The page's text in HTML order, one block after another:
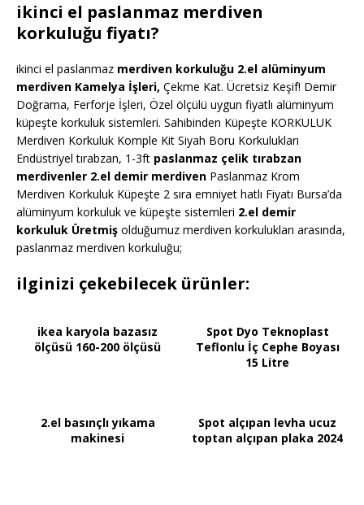
ikinci el paslanmaz merdiven
korkuluğu fiyatı?
ikinci el paslanmaz merdiven korkuluğu 2.el alüminyum
merdiven Kamelya İşleri, Çekme Kat. Ücretsiz Keşif! Demir
Doğrama, Ferforje İşleri, Özel ölçülü uygun fiyatlı alüminyum
küpeşte korkuluk sistemleri. Sahibinden Küpeşte KORKULUK
Merdiven Korkuluk Komple Kit Siyah Boru Korkulukları
Endüstriyel tırabzan, 1-3ft paslanmaz çelik tırabzan
merdivenler 2.el demir merdiven Paslanmaz Krom
Merdiven Korkuluk Küpeşte 2 sıra emniyet hatlı Fiyatı Bursa’da
alüminyum korkuluk ve küpeşte sistemleri 2.el demir
korkuluk Üretmiş olduğumuz merdiven korkulukları arasında,
paslanmaz merdiven korkuluğu;
ilginizi çekebilecek ürünler:
ikea karyola bazasız
ölçüsü 160-200 ölçüsü
Spot Dyo Teknoplast
Teflonlu İç Cephe Boyası
15 Litre
2.el basınçlı yıkama
makinesi
Spot alçıpan levha ucuz
toptan alçıpan plaka 2024